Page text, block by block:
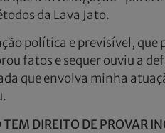
da Lava Jato.
política e previsível, que
fatos e sequer ouviu a
que envolva minha
TEM DIREITO DE PROVAR